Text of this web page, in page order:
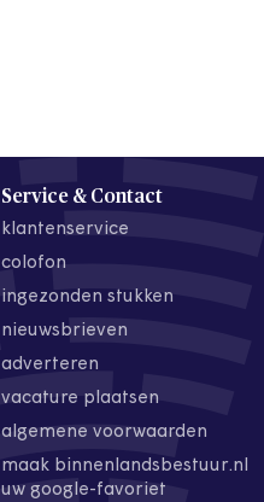
Service & Contact
klantenservice
colofon
ingezonden stukken
nieuwsbrieven
adverteren
vacature plaatsen
algemene voorwaarden
maak binnenlandsbestuur.nl
uw google-favoriet